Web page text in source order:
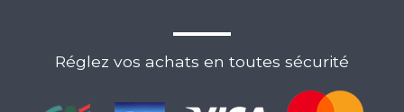
Réglez vos achats en toutes sécurité